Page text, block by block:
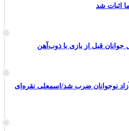
اثبات شد
جوانان قبل از بازی با ذوب‌آهن
نوجوانان ضرب شد/اسمعلی نقره‌ای